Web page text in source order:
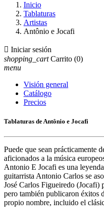
Inicio
Tablaturas
Artistas
Antônio e Jocafi
 Iniciar sesión
shopping_cart Carrito (0)
menu
Visión general
Catálogo
Precios
Tablaturas de Antônio e Jocafi
Puede que sean prácticamente
aficionados a la música
Antonio E Jocafi es una
guitarrista Antonio Carlos se
José Carlos Figueiredo (Jocafi)
pero también publicaron éxitos
propio nombre, incluido el